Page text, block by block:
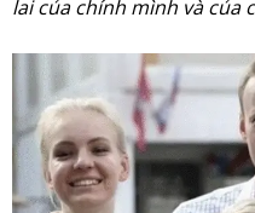
lai của chính mình và của